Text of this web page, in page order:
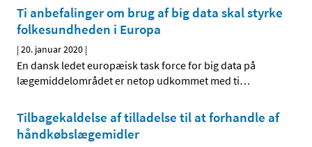
Ti anbefalinger om brug af big data skal styrke
folkesundheden i Europa
|20. januar 2020 |
En dansk ledet europæisk task force for big data på
lægemiddelområdet er netop udkommet med ti…
Tilbagekaldelse af tilladelse til at forhandle af
håndkøbslægemidler